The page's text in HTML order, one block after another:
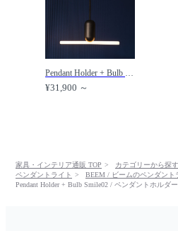
Pendant Holder + Bulb Smile03 / ペンダントホルダー + バルブ（スマイル03） /
¥31,900 ～
家具・インテリア通販 TOP カテゴリーから探す
ペンダントライト
BEEM / ビームのペンダント
Pendant Holder + Bulb Smile02 / ペンダントホルダ